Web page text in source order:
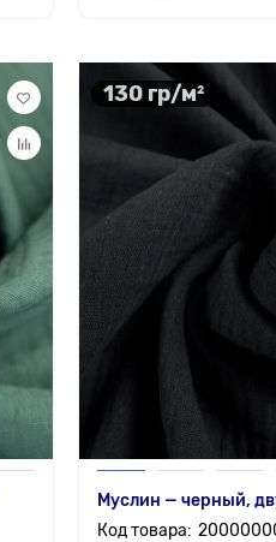
130 гр/м²
Муслин — черный,